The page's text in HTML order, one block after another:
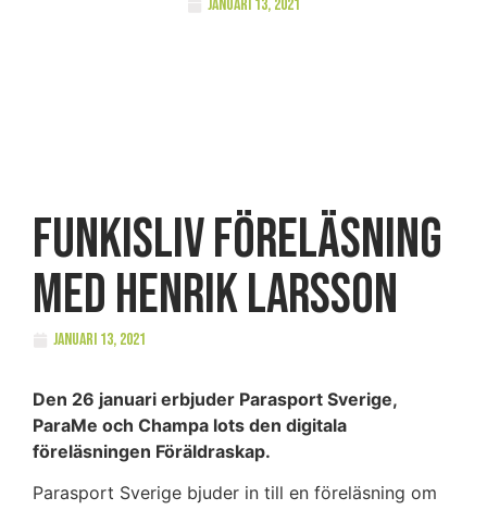
januari 13, 2021
FUNKISLIV Föreläsning
med Henrik Larsson
januari 13, 2021
Den 26 januari erbjuder Parasport Sverige,
ParaMe och Champa lots den digitala
föreläsningen Föräldraskap.
Parasport Sverige bjuder in till en föreläsning om